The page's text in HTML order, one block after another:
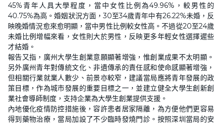
45%青年人具大學程度，當中女性比例為49.96%，較男性的
40.75%為高。婚姻狀況方面，30至34歲青年中有26.22%未婚，反
映晚婚情況愈來愈明顯，當中男性比例較女性高。不過從20至24歲
未婚比例增幅來看，女性則大於男性，反映更多年輕女性選擇遲些
才結婚。
報告又指，廣州大學生創業意願顯著增強，惟創業成果不太明顯。
另外廣州青年對傳統文化、非遺傳承的責任感和使命感顯著增強，
但相關行業就業人數少、前景亦較窄，建議當局應將青年發展的政
策目標，作為城市發展的重要目標之一，並建立健全大學生創新創
業社會導師制度，支持企業為大學生創業提供支援。
內地優化疫情防控措施後，容許患者居家隔離，為方便他們更容易
得到藥物治療，當局加設了不少臨時發燒門診。按照深圳當局的安